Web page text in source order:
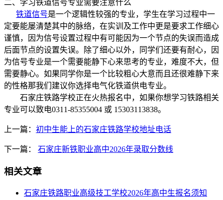
二、学习铁道信号专业需要注意什么
铁道信号是一个逻辑性较强的专业，学生在学习过程中一
定要能屡清楚其中的脉络，在实训及工作中更是要求工作细心
谨慎，因为信号设置过程中有可能因为一个节点的失误而造成
后面节点的设置失误。除了细心以外，同学们还要有耐心，因
为信号专业是一个需要能静下心来思考的专业，难度不大，但
需要静心。如果同学你是一个比较粗心大意而且还很难静下来
的性格那我们建议你选择电气化铁道供电专业。
石家庄铁路学校正在火热报名中，如果你想学习铁路相关
专业可以致电0311-85355004 或 15303113838。
上一篇： 初中生能上的石家庄铁路学校地址电话
下一篇： 石家庄新铁职业高中2026年录取分数线
相关文章
​石家庄铁路职业高级技工学校2026年高中生报名须知